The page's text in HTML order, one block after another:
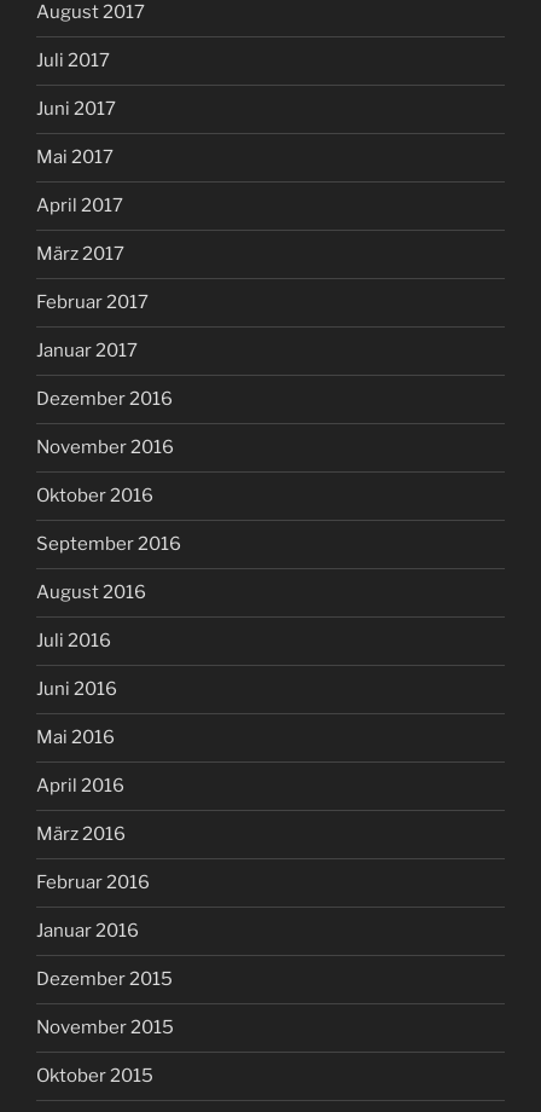
August 2017
Juli 2017
Juni 2017
Mai 2017
April 2017
März 2017
Februar 2017
Januar 2017
Dezember 2016
November 2016
Oktober 2016
September 2016
August 2016
Juli 2016
Juni 2016
Mai 2016
April 2016
März 2016
Februar 2016
Januar 2016
Dezember 2015
November 2015
Oktober 2015